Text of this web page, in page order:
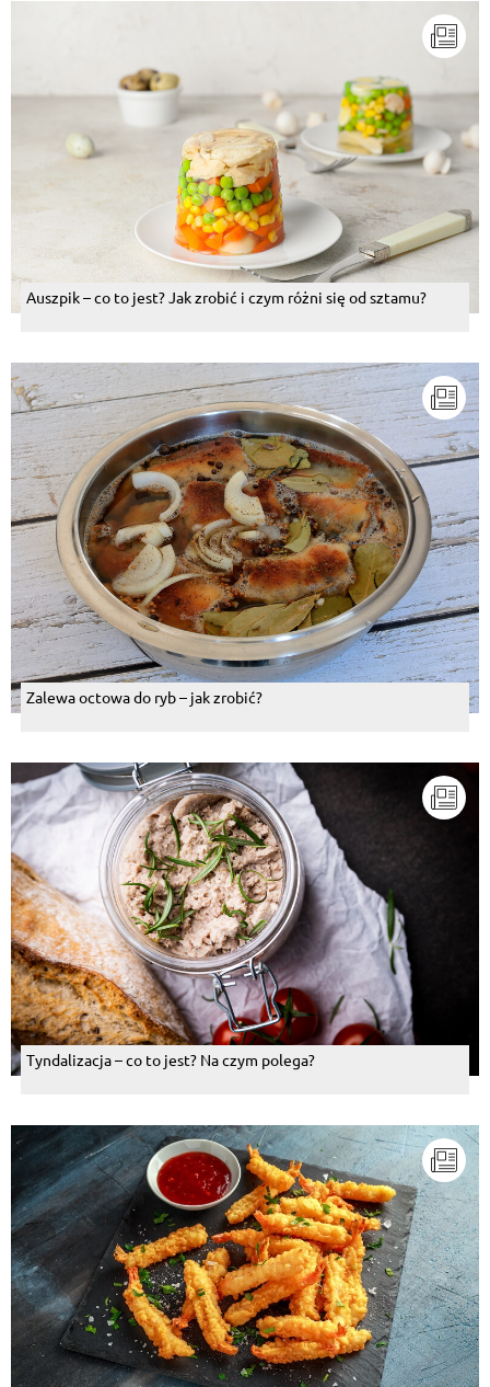
Auszpik – co to jest? Jak zrobić i czym różni się od sztamu?
Zalewa octowa do ryb – jak zrobić?
Tyndalizacja – co to jest? Na czym polega?